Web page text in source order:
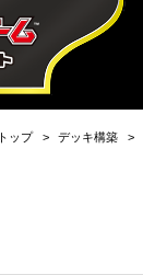
トップ デッキ構築